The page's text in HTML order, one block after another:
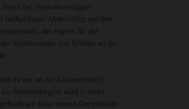
ihnen bei ihren derzeitigen
helfen kann.“ Unterstützt werden
das eigens für die
Schülerinnen und Schüler an der
es nur an der Lämmersieth“,
Wochenbeginn wird in einer
auf einer neuen Doppelseite